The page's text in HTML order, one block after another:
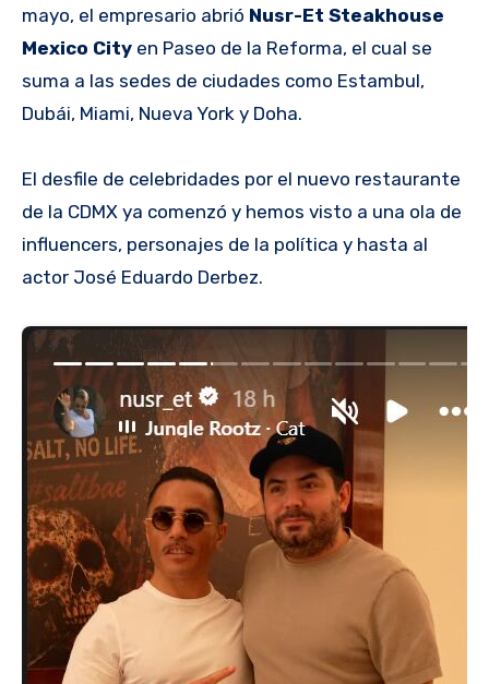
mayo, el empresario abrió Nusr-Et Steakhouse
Mexico City en Paseo de la Reforma, el cual se
suma a las sedes de ciudades como Estambul,
Dubái, Miami, Nueva York y Doha.
El desfile de celebridades por el nuevo restaurante
de la CDMX ya comenzó y hemos visto a una ola de
influencers, personajes de la política y hasta al
actor José Eduardo Derbez.